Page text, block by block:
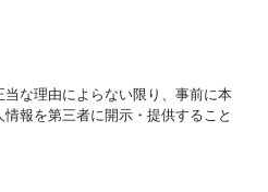
な理由によらない限り、事前に本
報を第三者に開示・提供すること